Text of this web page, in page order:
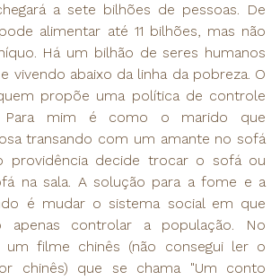
a sete bilhões de pessoas. De
alimentar até 11 bilhões, mas não
Há um bilhão de seres humanos
vivendo abaixo da linha da pobreza. O
propõe uma política de controle
Para mim é como o marido que
transando com um amante no sofá
providência decide trocar o sofá ou
na sala. A solução para a fome e a
é mudar o sistema social em que
apenas controlar a população. No
filme chinês (não consegui ler o
chinês) que se chama "Um conto